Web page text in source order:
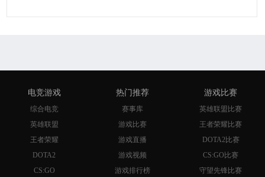
电竞游戏
综合电竞
英雄联盟
王者荣耀
DOTA2
CS:GO
热门推荐
赛事库
游戏比赛
游戏直播
游戏视频
游戏排行榜
游戏比赛
英雄联盟比赛
王者荣耀比赛
DOTA2比赛
CS:GO比赛
守望先锋比赛